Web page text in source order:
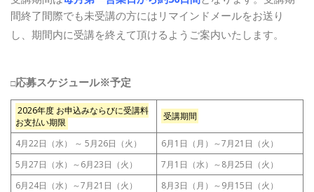
間終了間際でも未受講の方にはリマインドメールをお送り
し、期間内に受講を終えて頂けるようご案内いたします。
□応募スケジュール※予定
2026年度 お申込みならびに受講料
お支払い期限
受講期間
4月22日（水） ～ 5月26日（火）
6月1日（月）～7月21日（火）
5月27日（水）～6月23日（火）
7月1日（水）～8月25日（火）
6月24日（水）～7月21日（火）
8月3日（月）～9月15日（火）